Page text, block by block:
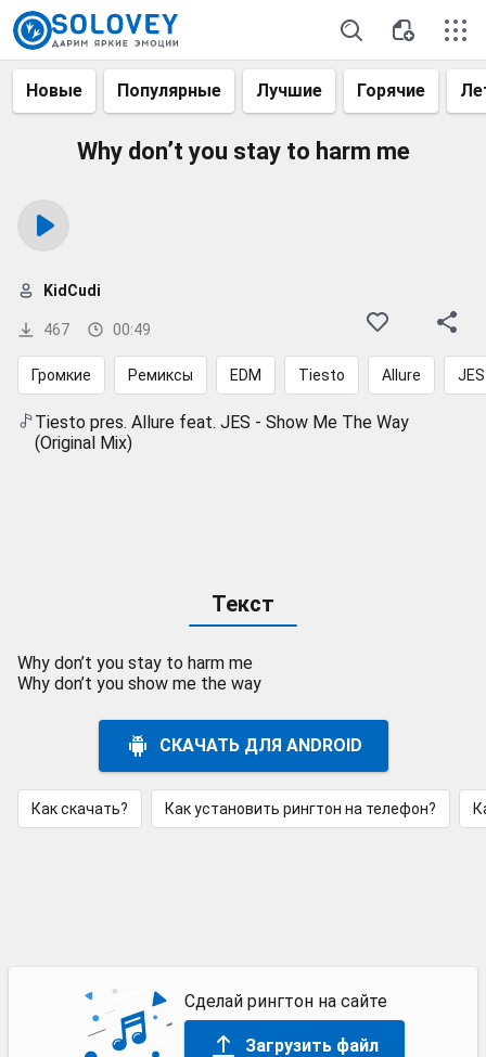
Новые Популярные Лучшие Горячие
Why don’t you stay to harm me
467 00:49
KidCudi
Громкие Ремиксы EDM Tiesto Allure JES
Tiesto pres. Allure feat. JES - Show Me The Way
(Original Mix)
Текст
Why don’t you stay to harm me
Why don’t you show me the way
СКАЧАТЬ ДЛЯ ANDROID
Как скачать? Как установить рингтон на телефон?
Сделай рингтон на сайте
Загрузить файл